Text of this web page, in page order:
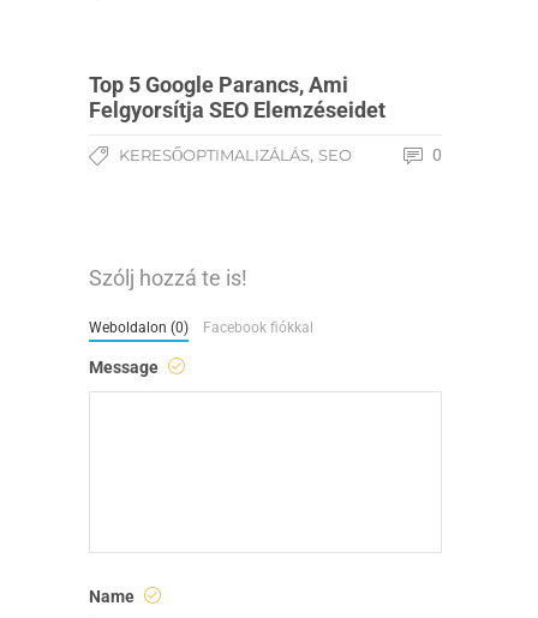
Top 5 Google Parancs, Ami
Felgyorsítja SEO Elemzéseidet
KERESŐOPTIMALIZÁLÁS, SEO 0
Szólj hozzá te is!
Weboldalon (0) Facebook fiókkal
Message
Name